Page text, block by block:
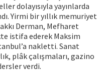
dolayısıyla yayınlarda
Yirmi bir yıllık memuriyet
Derman, Mefharet
istifa ederek Maksim
nakletti. Sanat
plâk çalışmaları, gazino
verdi.